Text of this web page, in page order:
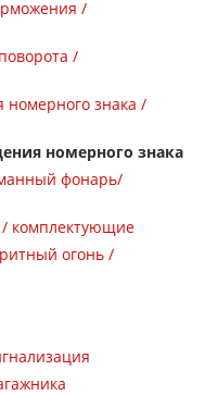
/
/
знака /
номерного знака
фонарь/
/ комплектующие
огонь /